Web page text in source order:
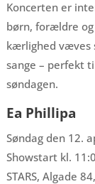
Koncerten er
børn, forældre
kærlighed væves
sange – perfekt
søndagen.
Ea Phillipa
Søndag den 12.
Showstart kl.
STARS, Algade